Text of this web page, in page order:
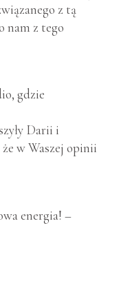
z tą
nam z tego
gdzie
Darii i
w Waszej opinii
energia! –